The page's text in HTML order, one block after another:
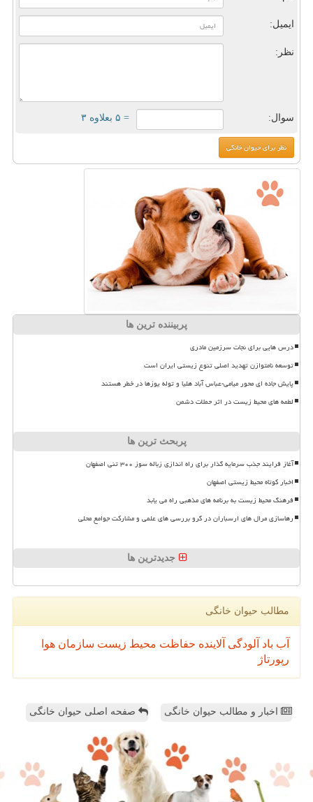
ایمیل:
نظر:
سوال: = ۵ بعلاوه ۳
پربیننده ترین ها
درس هایی برای نجات سرزمین مادری
توسعه نامتوازن تهدید اصلی تنوع زیستی ایران است
پایش جاده ای محور میامی-عباس آباد هلیا و توله یوزها در خطر هستند
لطمه های محیط زیست در اثر حملات دشمن
پربحث ترین ها
آغاز فرایند جذب سرمایه گذار برای راه اندازی زباله سوز ۳۰۰ تنی اصفهان
اخبار کوتاه محیط زیستی اصفهان
فرهنگ محیط زیست به برنامه های مذهبی راه می یابد
رهاسازی مرال های ارسباران در گرو بررسی های علمی و مشارکت جوامع محلی
جدیدترین ها
مطالب حیوان خانگی
آب باد آلودگی آلاینده حفاظت محیط زیست سازمان هوا
رپورتاژ
اخبار و مطالب حیوان خانگی صفحه اصلی حیوان خانگی